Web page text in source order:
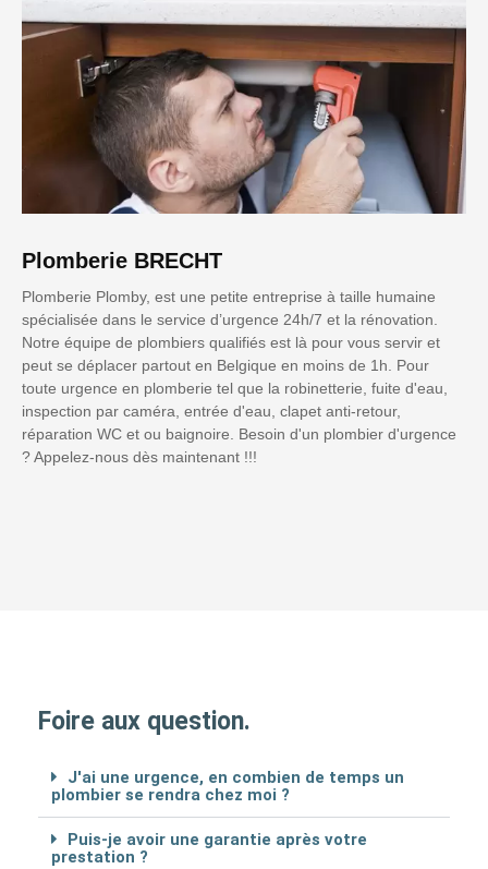
Plomberie BRECHT
Plomberie Plomby, est une petite entreprise à taille humaine
spécialisée dans le service d’urgence 24h/7 et la rénovation.
Notre équipe de plombiers qualifiés est là pour vous servir et
peut se déplacer partout en Belgique en moins de 1h. Pour
toute urgence en plomberie tel que la robinetterie, fuite d'eau,
inspection par caméra, entrée d'eau, clapet anti-retour,
réparation WC et ou baignoire. Besoin d'un plombier d'urgence
? Appelez-nous dès maintenant !!!
Foire aux question.
J'ai une urgence, en combien de temps un
plombier se rendra chez moi ?
Puis-je avoir une garantie après votre
prestation ?